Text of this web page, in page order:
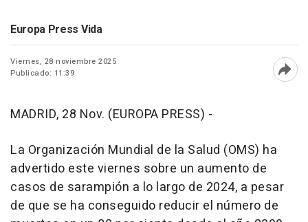
Europa Press Vida
Viernes, 28 noviembre 2025
Publicado: 11:39
MADRID, 28 Nov. (EUROPA PRESS) -
La Organización Mundial de la Salud (OMS) ha
advertido este viernes sobre un aumento de
casos de sarampión a lo largo de 2024, a pesar
de que se ha conseguido reducir el número de